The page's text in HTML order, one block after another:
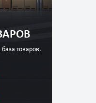
товаров,